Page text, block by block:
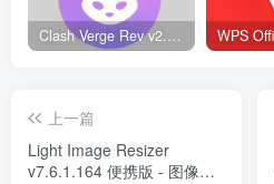
Clash Verge Rev v2.5.2 – 网络代理工具
上一篇
Light Image Resizer
v7.6.1.164 便携版 - 图像处